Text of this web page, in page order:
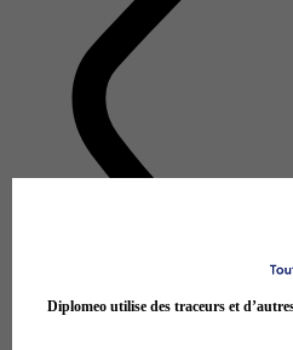
École de gestion et de
Diplomeo utilise des traceurs et